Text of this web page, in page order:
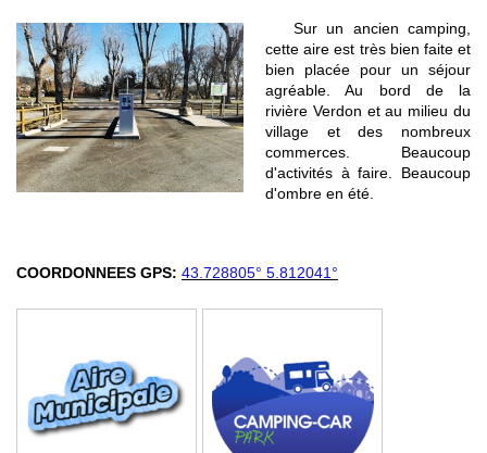
Sur un ancien camping,
cette aire est très bien faite et
bien placée pour un séjour
agréable. Au bord de la
rivière Verdon et au milieu du
village et des nombreux
commerces. Beaucoup
d'activités à faire. Beaucoup
d'ombre en été.
COORDONNEES GPS: 43.728805° 5.812041°